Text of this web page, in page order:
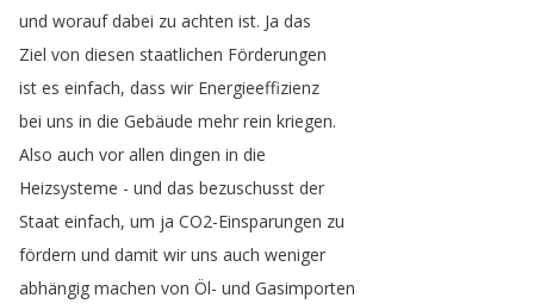
und worauf dabei zu achten ist. Ja das
Ziel von diesen staatlichen Förderungen
ist es einfach, dass wir Energieeffizienz
bei uns in die Gebäude mehr rein kriegen.
Also auch vor allen dingen in die
Heizsysteme - und das bezuschusst der
Staat einfach, um ja CO2-Einsparungen zu
fördern und damit wir uns auch weniger
abhängig machen von Öl- und Gasimporten